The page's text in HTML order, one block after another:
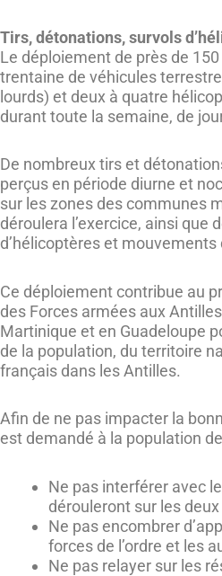
Tirs, détonations, survols
Le déploiement de près de 150
trentaine de véhicules
lourds) et deux à quatre
durant toute la semaine, de
De nombreux tirs et
perçus en période diurne et
sur les zones des communes
déroulera l’exercice, ainsi que
d’hélicoptères et mouvements
Ce déploiement contribue au
des Forces armées aux
Martinique et en Guadeloupe
de la population, du territoire
français dans les Antilles.
Afin de ne pas impacter la
est demandé à la population
Ne pas interférer avec
dérouleront sur les
Ne pas encombrer
forces de l’ordre et les
Ne pas relayer sur les